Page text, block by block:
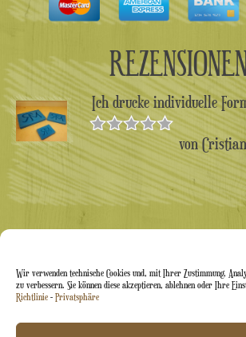
Wir verwenden technische Cookies und, mit Ihrer Zustimmung,
zu verbessern. Sie können diese akzeptieren, ablehnen oder Ihre
Richtlinie - Privatsphäre
Ich drucke individuelle
Bewertet
mit5 von 5
von